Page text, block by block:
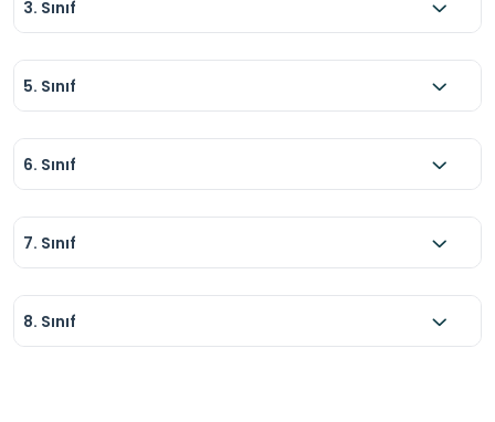
3. Sınıf
5. Sınıf
6. Sınıf
7. Sınıf
8. Sınıf